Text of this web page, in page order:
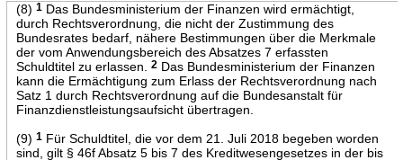
(8) 1Das Bundesministerium der Finanzen wird ermächtigt,
durch Rechtsverordnung, die nicht der Zustimmung des
Bundesrates bedarf, nähere Bestimmungen über die Merkmale
der vom Anwendungsbereich des Absatzes 7 erfassten
Schuldtitel zu erlassen.
2Das Bundesministerium der Finanzen
kann die Ermächtigung zum Erlass der Rechtsverordnung nach
Satz 1 durch Rechtsverordnung auf die Bundesanstalt für
Finanzdienstleistungsaufsicht übertragen.
(9) 1Für Schuldtitel, die vor dem 21. Juli 2018 begeben worden
sind, gilt § 46f Absatz 5 bis 7 des Kreditwesengesetzes in der bis